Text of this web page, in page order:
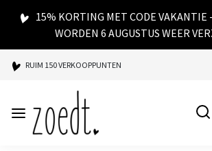
15% KORTING MET CODE VAKANTIE
WORDEN 6 AUGUSTUS WEER
RUIM 150 VERKOOPPUNTEN
SPAARPUNTEN BIJ ELKE AANKOOP
SNELLE LEVERING